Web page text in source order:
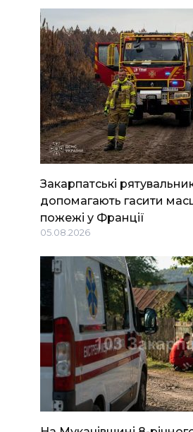
Закарпатські
допомагають гасити
пожежі у Франції
05.08.2026